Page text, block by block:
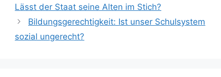
Lässt der Staat seine Alten im Stich?
Bildungsgerechtigkeit: Ist unser Schulsystem
sozial ungerecht?